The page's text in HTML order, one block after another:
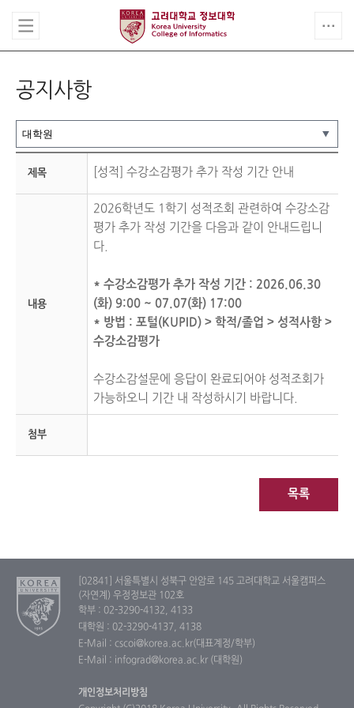
공지사항
제목 성적 ] 수강소감평가 추가 작성 기간 안내
내용
2026학년도 1학기 성적조회 관련하여 수강소감
평가 추가 작성 기간을 다음과 같이 안내드립니
다.
* 수강소감평가 추가 작성 기간 : 2026.06.30
(화) 9:00 ~ 07.07(화) 17:00
* 방법 : 포털(KUPID) > 학적/졸업 > 성적사항 >
수강소감평가
수강소감설문에 응답이 완료되어야 성적조회가
가능하오니 기간 내 작성하시기 바랍니다.
첨부
목록
[02841] 서울특별시 성북구 안암로 145 고려대학교 서울캠퍼스
(자연계) 우정정보관 102호
학부 : 02-3290-4132, 4133
대학원 : 02-3290-4137, 4138
E-Mail : cscoi@korea.ac.kr(대표계정/학부)
E-Mail : infograd@korea.ac.kr (대학원)
개인정보처리방침